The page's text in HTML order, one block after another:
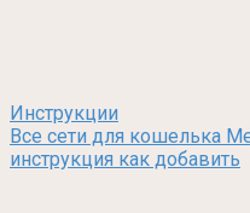
Инструкции
Все сети для кошелька
инструкция как добавить